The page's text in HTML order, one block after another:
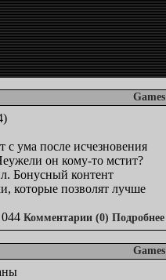
Games
с ума после исчезновения
он кому-то мстит?
Бонусный контент
которые позволят лучше
Комментарии (0) Подробнее
Games